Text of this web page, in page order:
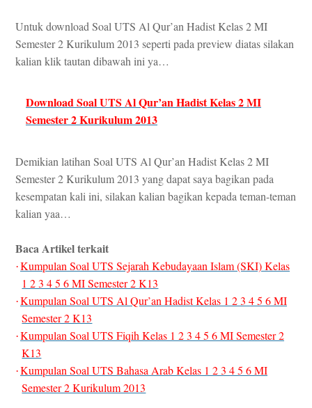
Untuk download Soal UTS Al Qur’an Hadist Kelas 2 MI
Semester 2 Kurikulum 2013 seperti pada preview diatas silakan
kalian klik tautan dibawah ini ya…
Download Soal UTS Al Qur’an Hadist Kelas 2 MI
Semester 2 Kurikulum 2013
Demikian latihan Soal UTS Al Qur’an Hadist Kelas 2 MI
Semester 2 Kurikulum 2013 yang dapat saya bagikan pada
kesempatan kali ini, silakan kalian bagikan kepada teman-teman
kalian yaa…
Baca Artikel terkait
·Kumpulan Soal UTS Sejarah Kebudayaan Islam (SKI) Kelas
1 2 3 4 5 6 MI Semester 2 K13
·Kumpulan Soal UTS Al Qur’an Hadist Kelas 1 2 3 4 5 6 MI
Semester 2 K13
·Kumpulan Soal UTS Fiqih Kelas 1 2 3 4 5 6 MI Semester 2
K13
·Kumpulan Soal UTS Bahasa Arab Kelas 1 2 3 4 5 6 MI
Semester 2 Kurikulum 2013